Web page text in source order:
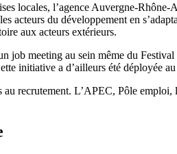
locales, l’agence Auvergne-
du développement en
aux acteurs extérieurs.
meeting au sein même du
initiative a d’ailleurs été déployée
au recrutement. L’APEC, Pôle